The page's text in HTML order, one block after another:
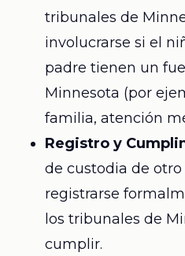
tribunales de
involucrarse si el
padre tienen un
Minnesota (por
familia, atención
Registro y
de custodia de
registrarse
los tribunales de
cumplir.